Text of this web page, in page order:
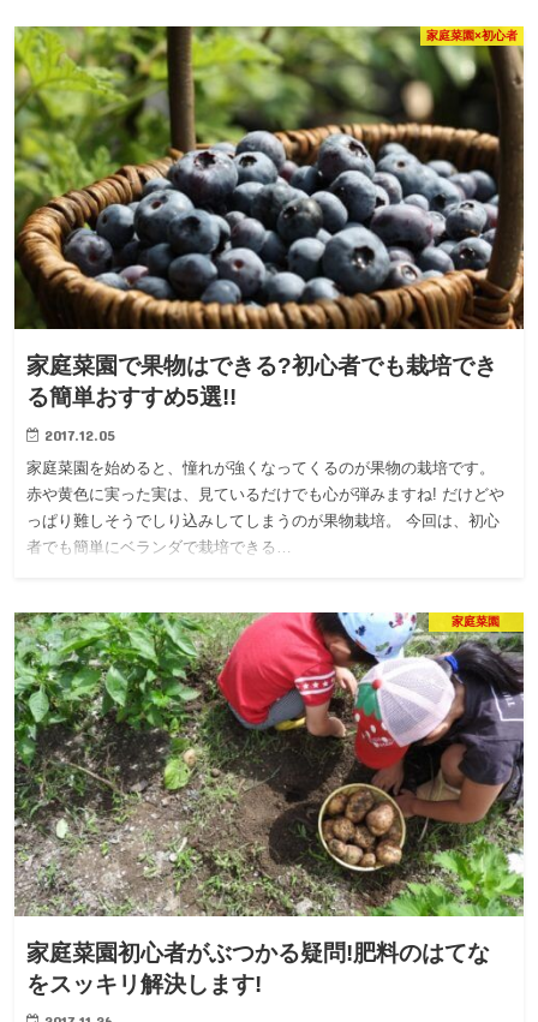
家庭菜園×初心者
家庭菜園で果物はできる?初心者でも栽培でき
る簡単おすすめ5選!!
2017.12.05
家庭菜園を始めると、憧れが強くなってくるのが果物の栽培です。
赤や黄色に実った実は、見ているだけでも心が弾みますね! だけどや
っぱり難しそうでしり込みしてしまうのが果物栽培。 今回は、初心
者でも簡単にベランダで栽培できる…
家庭菜園
家庭菜園初心者がぶつかる疑問!肥料のはてな
をスッキリ解決します!